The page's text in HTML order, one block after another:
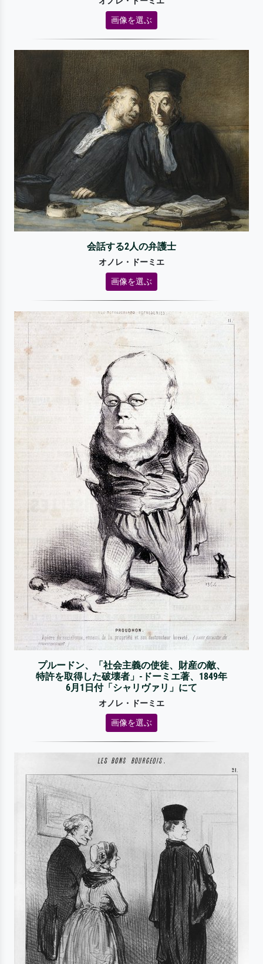
画像を選ぶ
会話する2人の弁護士
オノレ・ドーミエ
画像を選ぶ
プルードン、「社会主義の使徒、財産の敵、
特許を取得した破壊者」-ドーミエ著、1849年
6月1日付「シャリヴァリ」にて
オノレ・ドーミエ
画像を選ぶ